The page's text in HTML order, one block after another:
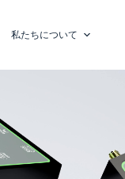
私たちについて